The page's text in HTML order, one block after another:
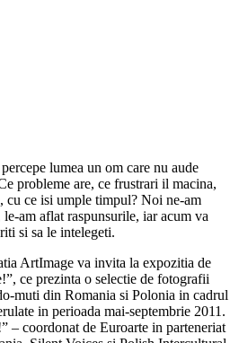
lumea un om care nu aude
probleme are, ce frustrari il macina,
cu ce isi umple timpul? Noi ne-am
am aflat raspunsurile, iar acum va
si sa le intelegeti.
ArtImage va invita la expozitia de
ce prezinta o selectie de fotografii
muti din Romania si Polonia in cadrul
in perioada mai-septembrie 2011.
– coordonat de Euroarte in parteneriat